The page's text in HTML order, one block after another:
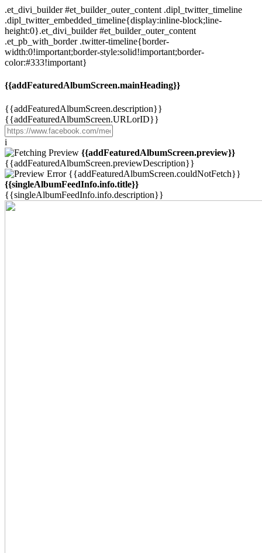
.et_divi_builder #et_builder_outer_content .dipl_twitter_timeline
.dipl_twitter_embedded_timeline{display:inline-block;line-
height:0}.et_divi_builder #et_builder_outer_content
.et_pb_with_border .twitter-timeline{border-
width:0!important;border-style:solid!important;border-
color:#333!important}
{{addFeaturedAlbumScreen.mainHeading}}
{{addFeaturedAlbumScreen.description}}
{{addFeaturedAlbumScreen.URLorID}}
i
{{addFeaturedAlbumScreen.preview}}
{{addFeaturedAlbumScreen.previewDescription}}
{{addFeaturedAlbumScreen.couldNotFetch}}
{{singleAlbumFeedInfo.info.title}}
{{singleAlbumFeedInfo.info.description}}
Przejdź